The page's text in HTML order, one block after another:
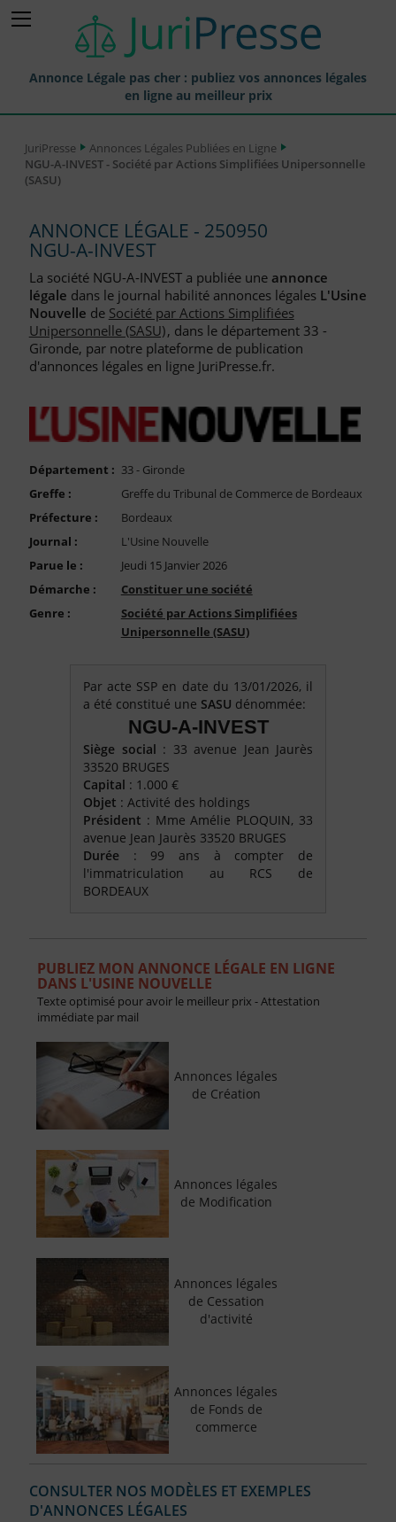
Annonce Légale pas cher : publiez vos annonces légales
en ligne au meilleur prix
Annonces Légales Publiées
Journaux Habilités (JAL) Annonces Légales
Liste des Greffes
Liste des CCI
Le Blog pour les Entreprises
Nous Contacter
Compte PRO
JuriPresse
Annonces Légales Publiées en Ligne
NGU-A-INVEST - Société par Actions Simplifiées Unipersonnelle
(SASU)
ANNONCE LÉGALE - 250950
NGU-A-INVEST
La société NGU-A-INVEST a publiée une annonce
légale dans le journal habilité annonces légales L'Usine
Nouvelle de Société par Actions Simplifiées
Unipersonnelle (SASU), dans le département 33 -
Gironde, par notre plateforme de publication
d'annonces légales en ligne JuriPresse.fr.
Département : 33 - Gironde
Greffe :
Greffe du Tribunal de Commerce de Bordeaux
Préfecture :
Bordeaux
Journal :
L'Usine Nouvelle
Parue le :
Jeudi 15 Janvier 2026
Démarche :
Constituer une société
Genre :
Société par Actions Simplifiées
Unipersonnelle (SASU)
Par acte SSP en date du 13/01/2026, il
a été constitué une SASU dénommée:
NGU-A-INVEST
Siège social : 33 avenue Jean Jaurès
33520 BRUGES
Capital : 1.000 €
Objet : Activité des holdings
Président : Mme Amélie PLOQUIN, 33
avenue Jean Jaurès 33520 BRUGES
Durée : 99 ans à compter de
l'immatriculation au RCS de
BORDEAUX
PUBLIEZ MON ANNONCE LÉGALE EN LIGNE
DANS L'USINE NOUVELLE
Texte optimisé pour avoir le meilleur prix - Attestation
immédiate par mail
Annonces légales
de Création
Annonces légales
de Modification
Annonces légales
de Cessation
d'activité
Annonces légales
de Fonds de
commerce
CONSULTER NOS MODÈLES ET EXEMPLES
D'ANNONCES LÉGALES